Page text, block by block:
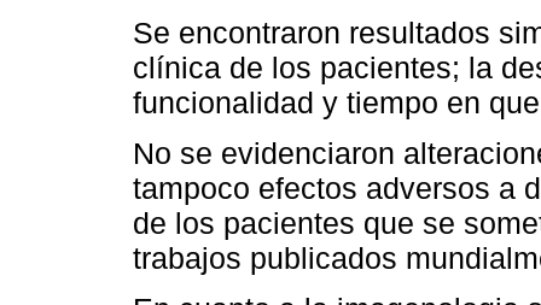
Se encontraron resultados
clínica de los pacientes; la
funcionalidad y tiempo en
No se evidenciaron
tampoco efectos adversos a
de los pacientes que se
trabajos publicados